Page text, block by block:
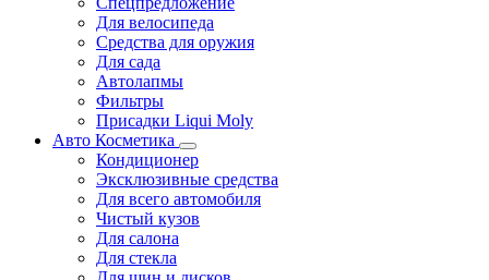
Для велосипеда
Средства для оружия
Для сада
Автолапмы
Фильтры
Присадки Liqui Moly
Авто Косметика
Кондиционер
Эксклюзивные средства
Для всего автомобиля
Чистый кузов
Для салона
Для стекла